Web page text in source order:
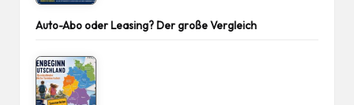
Auto-Abo oder Leasing? Der große Vergleich